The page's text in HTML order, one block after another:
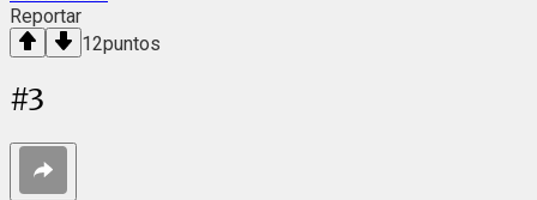
Reportar
12puntos
#3